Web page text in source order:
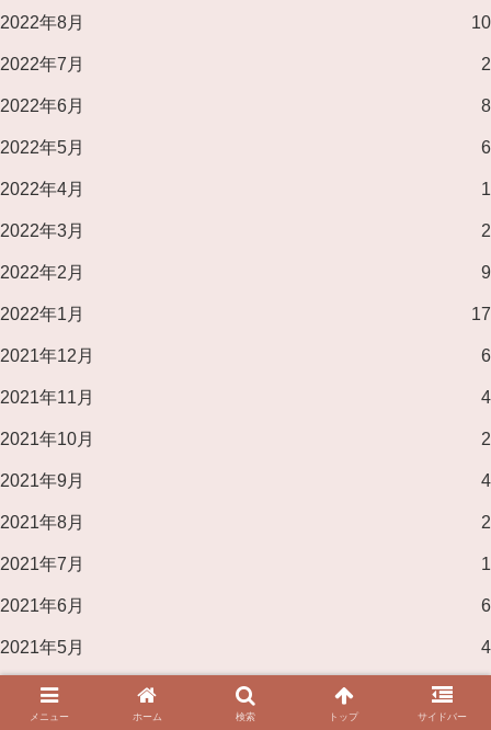
2022年8月 10
2022年7月 2
2022年6月 8
2022年5月 6
2022年4月 1
2022年3月 2
2022年2月 9
2022年1月 17
2021年12月 6
2021年11月 4
2021年10月 2
2021年9月 4
2021年8月 2
2021年7月 1
2021年6月 6
2021年5月 4
2021年4月
メニュー ホーム 検索 トップ サイドバー